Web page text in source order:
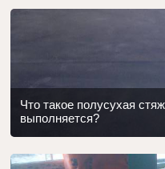
Что такое полусухая
выполняется?